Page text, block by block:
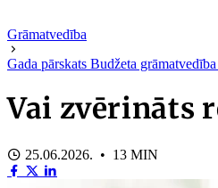
Grāmatvedība
Gada pārskats Budžeta grāmatvedība
Vai zvērināts
25.06.2026. • 13 MIN